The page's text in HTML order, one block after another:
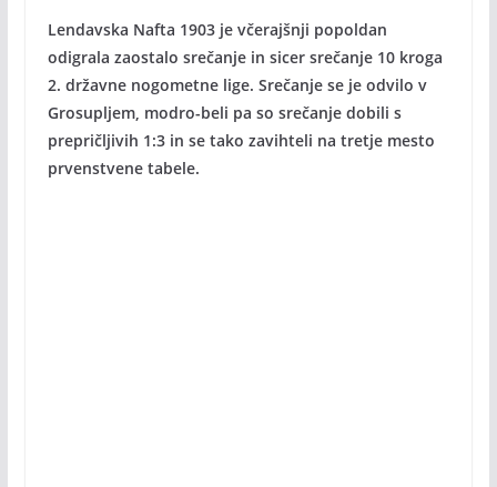
Lendavska Nafta 1903 je včerajšnji popoldan
odigrala zaostalo srečanje in sicer srečanje 10 kroga
2. državne nogometne lige. Srečanje se je odvilo v
Grosupljem, modro-beli pa so srečanje dobili s
prepričljivih 1:3 in se tako zavihteli na tretje mesto
prvenstvene tabele.